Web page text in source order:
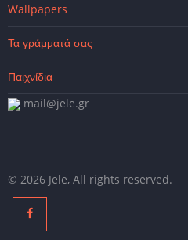
Wallpapers
Τα γράμματά σας
Παιχνίδια
mail@jele.gr
© 2026 Jele, All rights reserved.